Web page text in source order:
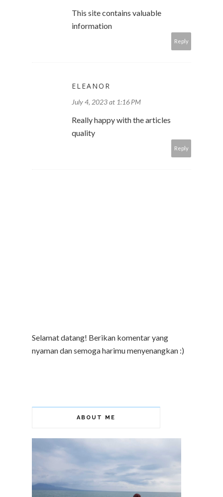
This site contains valuable
information
Reply
ELEANOR
July 4, 2023 at 1:16 PM
Really happy with the articles
quality
Reply
Selamat datang! Berikan komentar yang
nyaman dan semoga harimu menyenangkan :)
ABOUT ME